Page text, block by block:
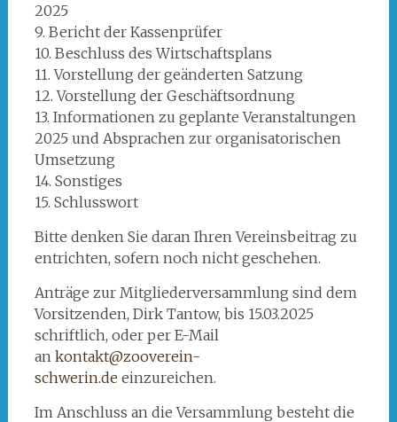
2025
9. Bericht der Kassenprüfer
10. Beschluss des Wirtschaftsplans
11. Vorstellung der geänderten Satzung
12. Vorstellung der Geschäftsordnung
13. Informationen zu geplante Veranstaltungen
2025 und Absprachen zur organisatorischen
Umsetzung
14. Sonstiges
15. Schlusswort
Bitte denken Sie daran Ihren Vereinsbeitrag zu
entrichten, sofern noch nicht geschehen.
Anträge zur Mitgliederversammlung sind dem
Vorsitzenden, Dirk Tantow, bis 15.03.2025
schriftlich, oder per E-Mail
an kontakt@zooverein-
schwerin.de einzureichen.
Im Anschluss an die Versammlung besteht die